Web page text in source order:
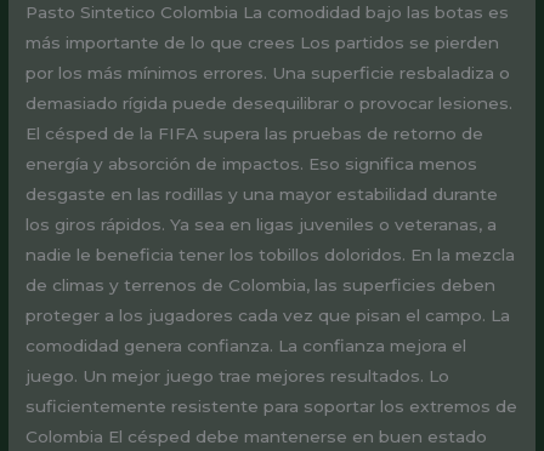
Pasto Sintetico Colombia La comodidad bajo las botas es
más importante de lo que crees Los partidos se pierden
por los más mínimos errores. Una superficie resbaladiza o
demasiado rígida puede desequilibrar o provocar lesiones.
El césped de la FIFA supera las pruebas de retorno de
energía y absorción de impactos. Eso significa menos
desgaste en las rodillas y una mayor estabilidad durante
los giros rápidos. Ya sea en ligas juveniles o veteranas, a
nadie le beneficia tener los tobillos doloridos. En la mezcla
de climas y terrenos de Colombia, las superficies deben
proteger a los jugadores cada vez que pisan el campo. La
comodidad genera confianza. La confianza mejora el
juego. Un mejor juego trae mejores resultados. Lo
suficientemente resistente para soportar los extremos de
Colombia El césped debe mantenerse en buen estado